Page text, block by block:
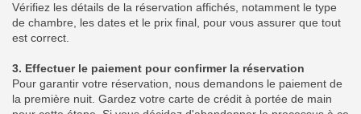
Vérifiez les détails de la réservation affichés, notamment le type
de chambre, les dates et le prix final, pour vous assurer que tout
est correct.
3. Effectuer le paiement pour confirmer la réservation
Pour garantir votre réservation, nous demandons le paiement de
la première nuit. Gardez votre carte de crédit à portée de main